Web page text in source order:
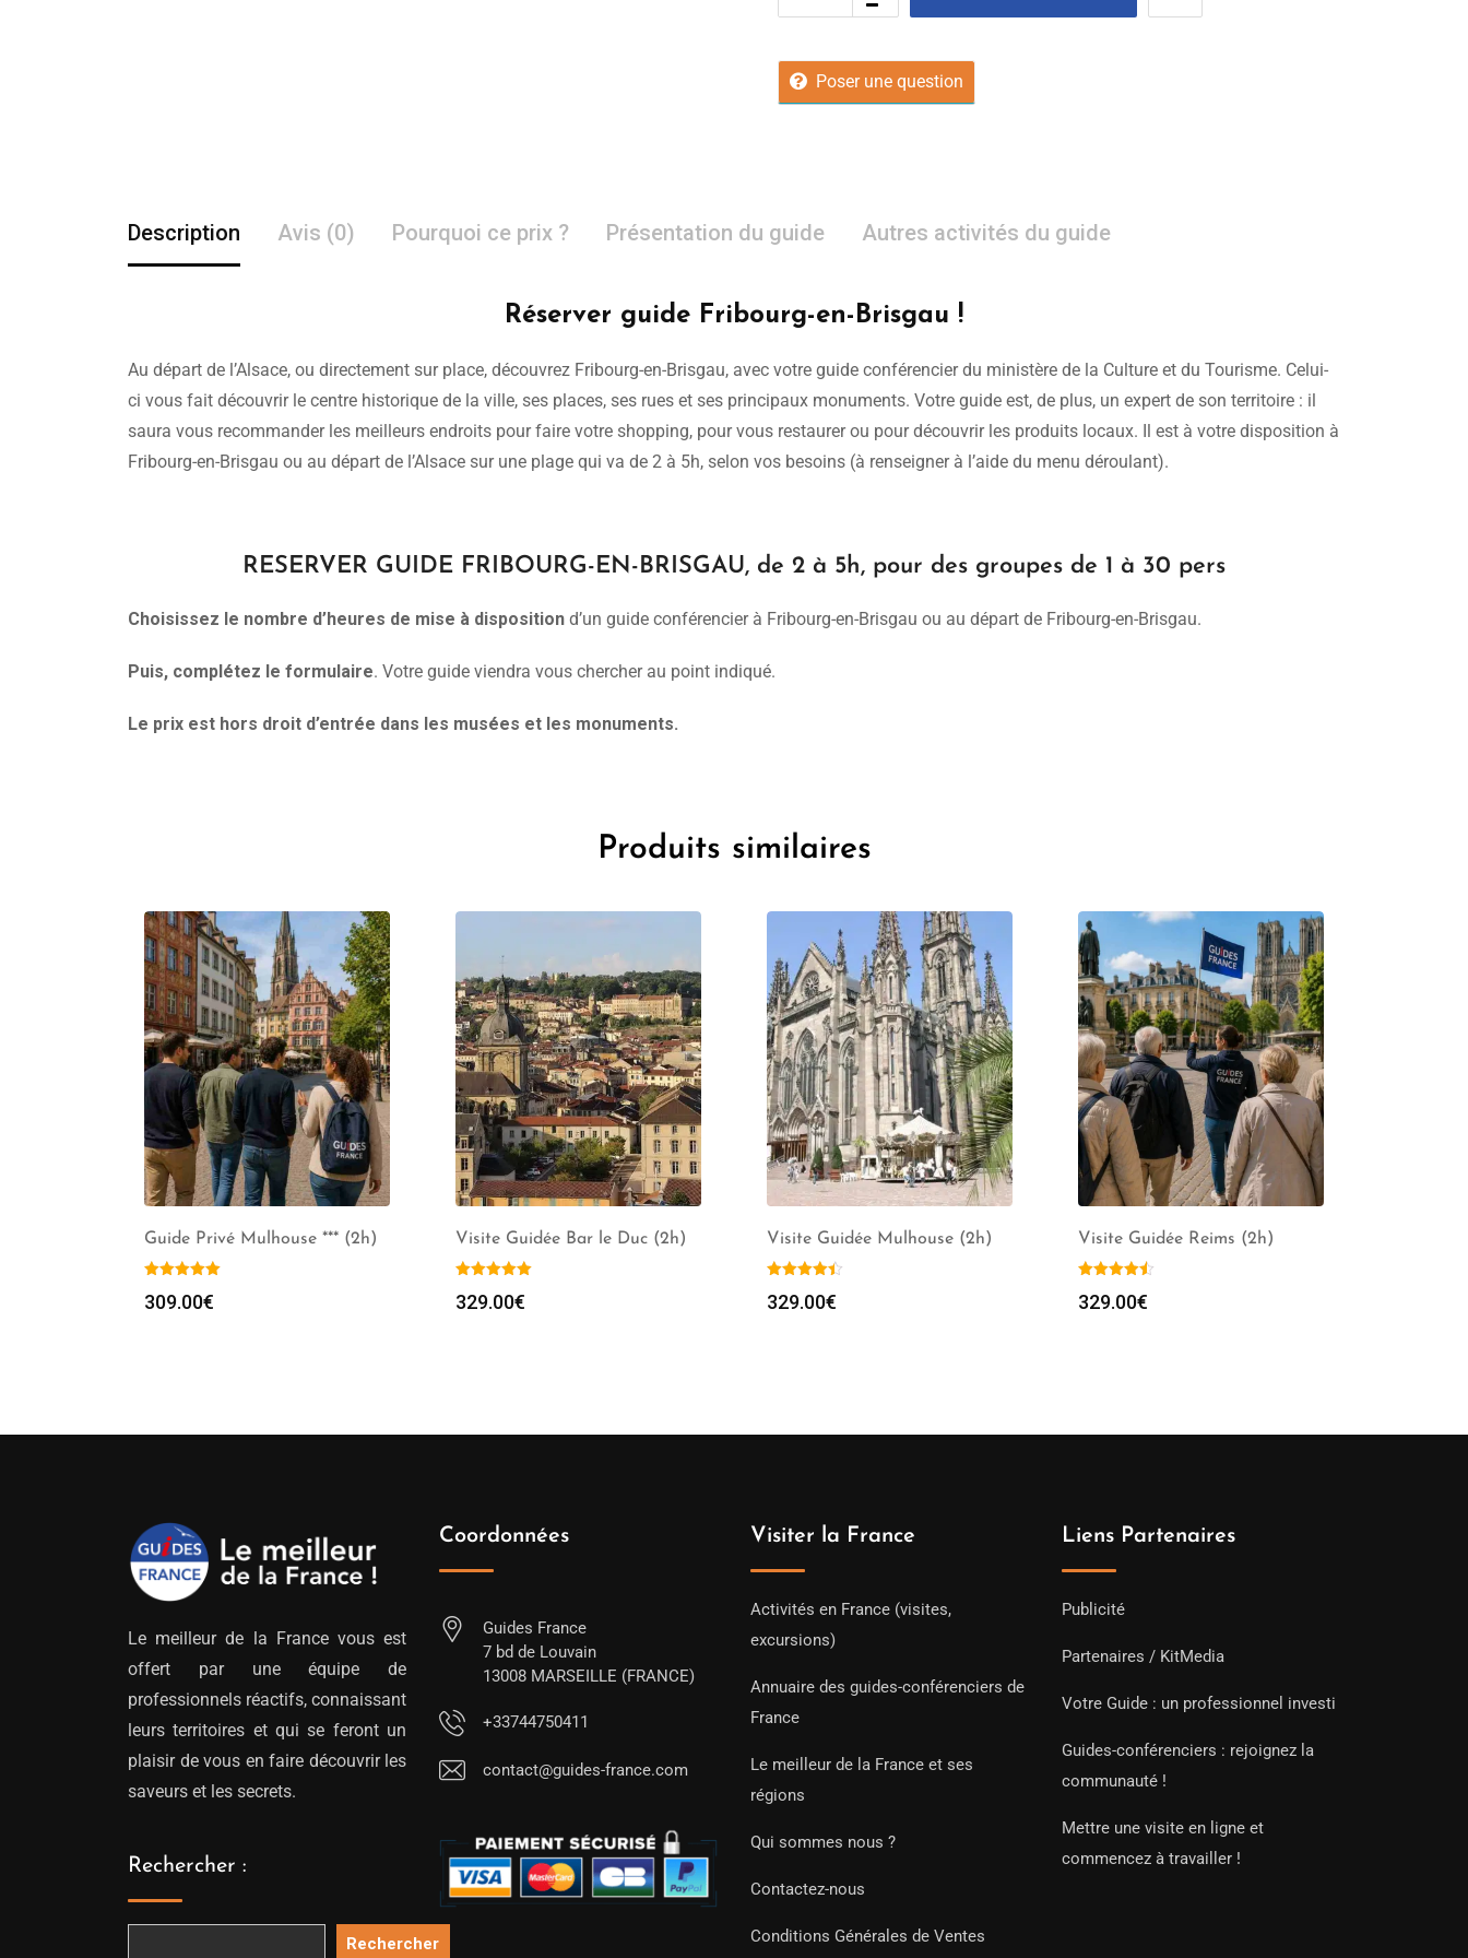
Poser une question
Description Avis (0) Pourquoi ce prix ? Présentation du guide Autres activités du guide
Réserver guide Fribourg-en-Brisgau !
Au départ de l’Alsace, ou directement sur place, découvrez Fribourg-en-Brisgau, avec votre guide conférencier du ministère de la Culture et du Tourisme. Celui-
ci vous fait découvrir le centre historique de la ville, ses places, ses rues et ses principaux monuments. Votre guide est, de plus, un expert de son territoire : il
saura vous recommander les meilleurs endroits pour faire votre shopping, pour vous restaurer ou pour découvrir les produits locaux. Il est à votre disposition à
Fribourg-en-Brisgau ou au départ de l’Alsace sur une plage qui va de 2 à 5h, selon vos besoins (à renseigner à l’aide du menu déroulant).
RESERVER GUIDE FRIBOURG-EN-BRISGAU, de 2 à 5h, pour des groupes de 1 à 30 pers
Choisissez le nombre d’heures de mise à disposition d’un guide conférencier à Fribourg-en-Brisgau ou au départ de Fribourg-en-Brisgau.
Puis, complétez le formulaire. Votre guide viendra vous chercher au point indiqué.
Le prix est hors droit d’entrée dans les musées et les monuments.
Produits similaires
Guide Privé Mulhouse *** (2h)
309.00€
Visite Guidée Bar le Duc (2h)
329.00€
Visite Guidée Mulhouse (2h)
329.00€
Visite Guidée Reims (2h)
329.00€
Le meilleur de la France vous est
offert par une équipe de
professionnels réactifs, connaissant
leurs territoires et qui se feront un
plaisir de vous en faire découvrir les
saveurs et les secrets.
Rechercher :
Rechercher
Coordonnées
Guides France
7 bd de Louvain
13008 MARSEILLE (FRANCE)
+33744750411
contact@guides-france.com
Visiter la France
Activités en France (visites,
excursions)
Annuaire des guides-conférenciers de
France
Le meilleur de la France et ses
régions
Qui sommes nous ?
Contactez-nous
Conditions Générales de Ventes
Liens Partenaires
Publicité
Partenaires / KitMedia
Votre Guide : un professionnel investi
Guides-conférenciers : rejoignez la
communauté !
Mettre une visite en ligne et
commencez à travailler !